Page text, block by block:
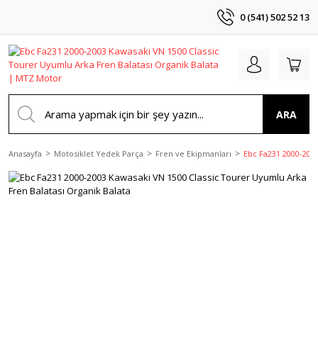
0 (541) 502 52 13
ARA
Anasayfa Motosiklet Yedek Parça Fren ve Ekipmanları Ebc Fa231 2000-